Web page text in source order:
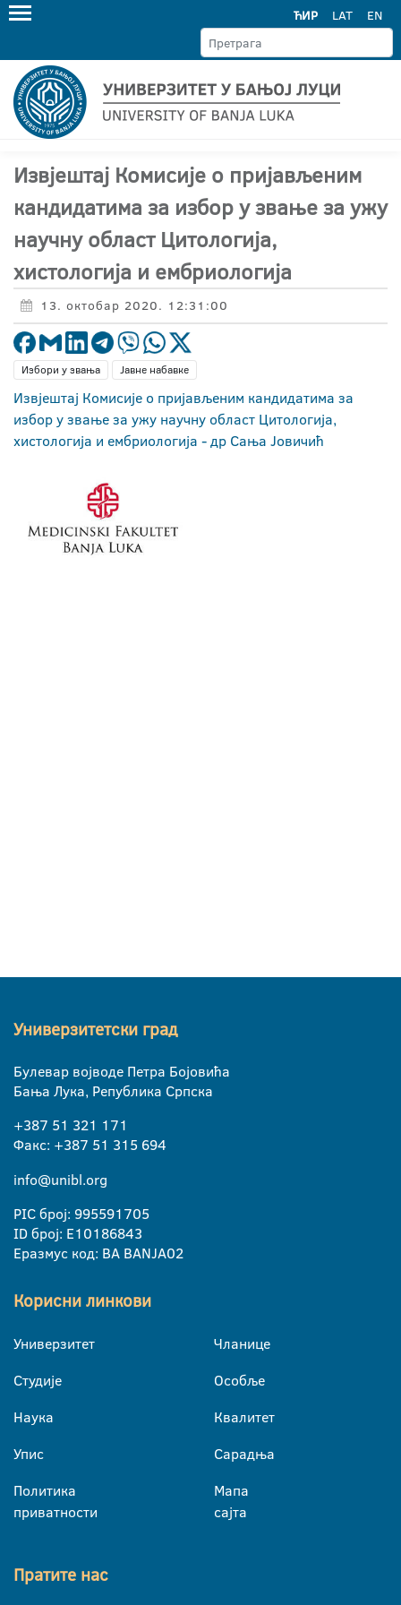
ЋИР LAT EN
Извјештај Комисије о пријављеним
кандидатима за избор у звање за ужу
научну област Цитологија,
хистологија и ембриологија
13. октобар 2020. 12:31:00
Избори у звања Јавне набавке
Извјештај Комисије о пријављеним кандидатима за
избор у звање за ужу научну област Цитологија,
хистологија и ембриологија - др Сања Јовичић
Универзитетски град
Булевар војводе Петра Бојовића
Бања Лука, Република Српска
+387 51 321 171
Факс: +387 51 315 694
info@unibl.org
PIC број: 995591705
ID број: E10186843
Еразмус код: BA BANJA02
Корисни линкови
Универзитет
Студије
Наука
Упис
Политика
приватности
Чланице
Особље
Квалитет
Сарадња
Мапа
сајта
Пратите нас